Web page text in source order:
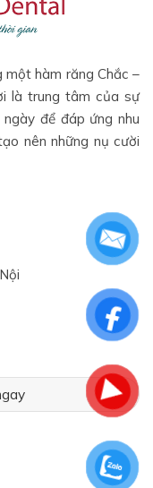
một hàm răng Chắc –
là trung tâm của sự
để đáp ứng nhu
nên những nụ cười